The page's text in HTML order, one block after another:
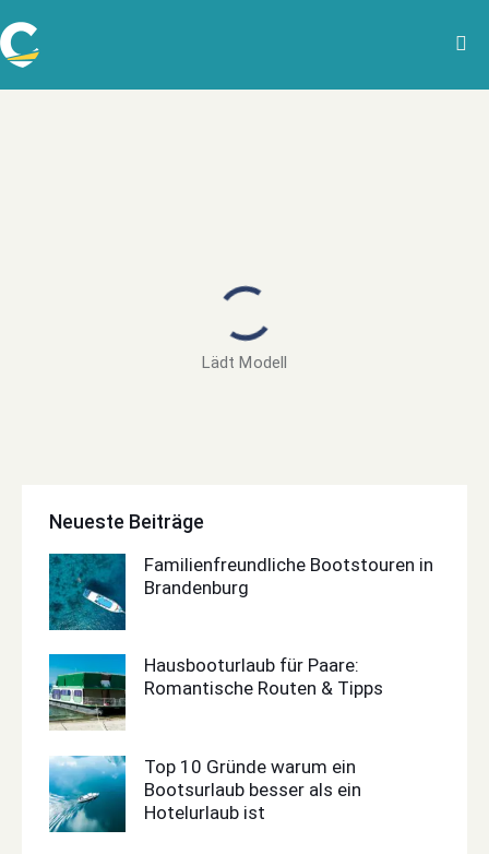
Lädt Modell
Neueste Beiträge
Familienfreundliche Bootstouren in
Brandenburg
Hausbooturlaub für Paare:
Romantische Routen & Tipps
Top 10 Gründe warum ein
Bootsurlaub besser als ein
Hotelurlaub ist